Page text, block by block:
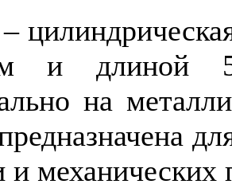
и длиной
на
и механических